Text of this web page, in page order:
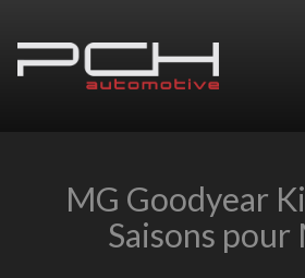
MG Goodyear
Saisons pour